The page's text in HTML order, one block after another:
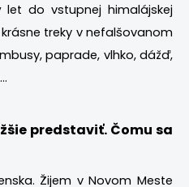
let do vstupnej himalájskej
treky v nefalšovanom
paprade, vlhko, dážď,
predstaviť. Čomu sa
Žijem v Novom Meste